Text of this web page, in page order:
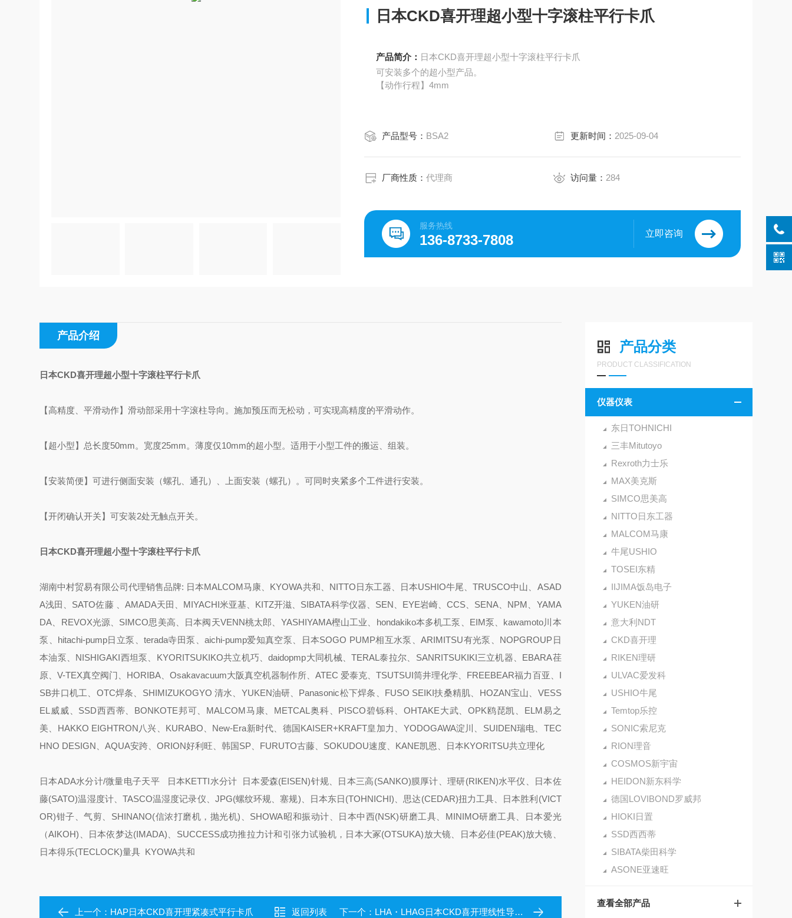
日本CKD喜开理超小型十字滚柱平行卡爪
产品简介： 日本CKD喜开理超小型十字滚柱平行卡爪
可安装多个的超小型产品。
【动作行程】4mm
产品型号： BSA2 更新时间： 2025-09-04
厂商性质：代理商 访问量： 284
服务热线
136-8733-7808 立即咨询
产品分类
PRODUCT CLASSIFICATION
仪器仪表
东日TOHNICHI
三丰Mitutoyo
Rexroth力士乐
MAX美克斯
SIMCO思美高
NITTO日东工器
MALCOM马康
牛尾USHIO
TOSEI东精
IIJIMA饭岛电子
YUKEN油研
意大利NDT
CKD喜开理
RIKEN理研
ULVAC爱发科
USHIO牛尾
Temtop乐控
SONIC索尼克
RION理音
COSMOS新宇宙
HEIDON新东科学
德国LOVIBOND罗威邦
HIOKI日置
SSD西西蒂
SIBATA柴田科学
ASONE亚速旺
查看全部产品
产品介绍
日本CKD喜开理超小型十字滚柱平行卡爪
【高精度、平滑动作】滑动部采用十字滚柱导向。施加预压而无松动，可实现高精度的平滑动作。
【超小型】 总长度50mm。宽度25mm。薄度仅10mm的超小型。适用于小型工件的搬运、组装。
【安装简便】可进行侧面安装（螺孔、通孔）、上面安装（螺孔）。可同时夹紧多个工件进行安装。
【开闭确认开关】可安装2处无触点开关。
日本CKD喜开理超小型十字滚柱平行卡爪
湖南中村贸易有限公司代理销售品牌: 日本MALCOM马康、KYOWA共和、NITTO日东工器、日本USHIO牛尾、TRUSCO中山、ASAD
A浅田、SATO佐藤 、AMADA天田、MIYACHI米亚基、KITZ开滋、SIBATA科学仪器、SEN、EYE岩崎、CCS、SENA、NPM、YAMA
DA、REVOX光源、SIMCO思美高、日本阀天VENN桃太郎、YASHIYAMA樫山工业、hondakiko本多机工泵、EIM泵、kawamoto川本
泵、hitachi-pump日立泵、terada寺田泵、aichi-pump爱知真空泵、日本SOGO PUMP相互水泵、ARIMITSU有光泵、NOPGROUP日
本油泵、NISHIGAKI西坦泵、KYORITSUKIKO共立机巧、daidopmp大同机械、TERAL泰拉尔、SANRITSUKIKI三立机器、EBARA荏
原、V-TEX真空阀门、HORIBA、Osakavacuum大阪真空机器制作所、ATEC 爱泰克、TSUTSUI筒井理化学、FREEBEAR福力百亚、I
SB井口机工、OTC焊条、SHIMIZUKOGYO 清水、YUKEN油研、Panasonic松下焊条、FUSO SEIKI扶桑精肌、HOZAN宝山、VESS
EL威威、SSD西西蒂、BONKOTE邦可、MALCOM马康、METCAL奥科、PISCO碧铄科、OHTAKE大武、OPK鸥琵凯、ELM易之
美、HAKKO EIGHTRON八兴、KURABO、New-Era新时代、德国KAISER+KRAFT皇加力、YODOGAWA淀川、SUIDEN瑞电、TEC
HNO DESIGN、AQUA安跨、ORION好利旺、韩国SP、FURUTO古藤、SOKUDOU速度、KANE凯恩、日本KYORITSU共立理化
日本ADA水分计/微量电子天平 日本KETTI水分计 日本爱森(EISEN)针规、日本三高(SANKO)膜厚计、理研(RIKEN)水平仪、日本佐
藤(SATO)温湿度计、TASCO温湿度记录仪、JPG(螺纹环规、塞规)、日本东日(TOHNICHI)、思达(CEDAR)扭力工具、日本胜利(VICT
OR)钳子、气剪、SHINANO(信浓打磨机，抛光机)、SHOWA昭和振动计、日本中西(NSK)研磨工具、MINIMO研磨工具、日本爱光
（AIKOH)、日本依梦达(IMADA)、SUCCESS成功推拉力计和引张力试验机，日本大冢(OTSUKA)放大镜、日本必佳(PEAK)放大镜、
日本得乐(TECLOCK)量具 KYOWA共和
上一个： HAP日本CKD喜开理紧凑式平行卡爪 返回列表 下一个： LHA・LHAG日本CKD喜开理线性导轨卡爪